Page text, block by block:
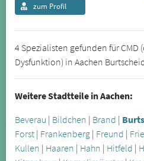
zum Profil
4 Spezialisten gefunden für
Dysfunktion) in Aachen
Weitere Stadtteile in Aachen:
Beverau | Bildchen | Brand |
Forst | Frankenberg | Freund |
Kullen | Haaren | Hahn | Hitfeld |